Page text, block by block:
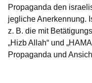
Propaganda den
jegliche Anerkennung.
z. B. die mit
„Hizb Allah“ und
Propaganda und